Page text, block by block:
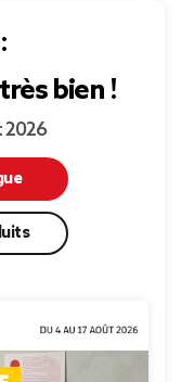
bien !
2026